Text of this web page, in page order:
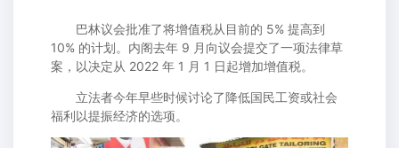
巴林议会批准了将增值税从目前的 5% 提高到
10% 的计划。内阁去年 9 月向议会提交了一项法律草
案，以决定从 2022 年 1 月 1 日起增加增值税。
立法者今年早些时候讨论了降低国民工资或社会
福利以提振经济的选项。